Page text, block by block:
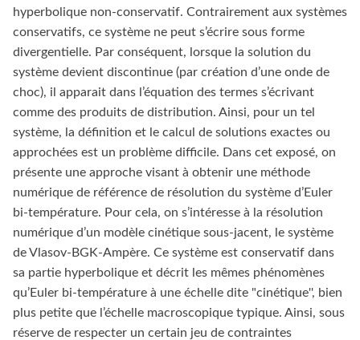
hyperbolique non-conservatif. Contrairement aux systèmes
conservatifs, ce système ne peut s’écrire sous forme
divergentielle. Par conséquent, lorsque la solution du
système devient discontinue (par création d’une onde de
choc), il apparait dans l’équation des termes s’écrivant
comme des produits de distribution. Ainsi, pour un tel
système, la définition et le calcul de solutions exactes ou
approchées est un problème difficile. Dans cet exposé, on
présente une approche visant à obtenir une méthode
numérique de référence de résolution du système d’Euler
bi-température. Pour cela, on s’intéresse à la résolution
numérique d’un modèle cinétique sous-jacent, le système
de Vlasov-BGK-Ampère. Ce système est conservatif dans
sa partie hyperbolique et décrit les mêmes phénomènes
qu’Euler bi-température à une échelle dite "cinétique'', bien
plus petite que l’échelle macroscopique typique. Ainsi, sous
réserve de respecter un certain jeu de contraintes